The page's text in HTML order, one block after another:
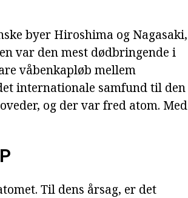
byer Hiroshima og Nagasaki,
var den mest dødbringende i
våbenkapløb mellem
internationale samfund til den
og der var fred atom. Med
Til dens årsag, er det